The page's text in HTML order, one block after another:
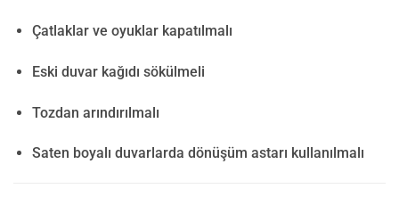
Çatlaklar ve oyuklar kapatılmalı
Eski duvar kağıdı sökülmeli
Tozdan arındırılmalı
Saten boyalı duvarlarda dönüşüm astarı kullanılmalı